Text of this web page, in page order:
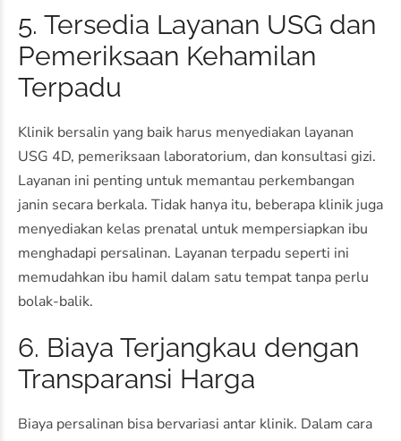
5. Tersedia Layanan USG dan
Pemeriksaan Kehamilan
Terpadu
Klinik bersalin yang baik harus menyediakan layanan
USG 4D, pemeriksaan laboratorium, dan konsultasi gizi.
Layanan ini penting untuk memantau perkembangan
janin secara berkala. Tidak hanya itu, beberapa klinik juga
menyediakan kelas prenatal untuk mempersiapkan ibu
menghadapi persalinan. Layanan terpadu seperti ini
memudahkan ibu hamil dalam satu tempat tanpa perlu
bolak-balik.
6. Biaya Terjangkau dengan
Transparansi Harga
Biaya persalinan bisa bervariasi antar klinik. Dalam cara